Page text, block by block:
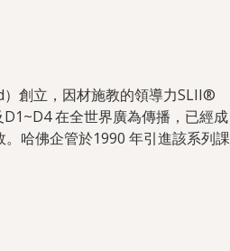
創立，因材施教的領導力SLII®
在全世界廣為傳播，已經成
哈佛企管於1990 年引進該系列課